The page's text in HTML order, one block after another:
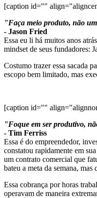
[caption id=""
"Faça meio produto, não
- Jason Fried
Essa eu li há muitos anos
mindset de seus fundadores:
Costumo trazer essa sacada
escopo bem limitado, mas
[caption id=""
"Foque em ser produtivo,
- Tim Ferriss
Essa é do empreendedor,
constatou rapidamente em
um contrato comercial que
bateu a meta da semana, mas
Essa cobrança por horas
operavam de maneira